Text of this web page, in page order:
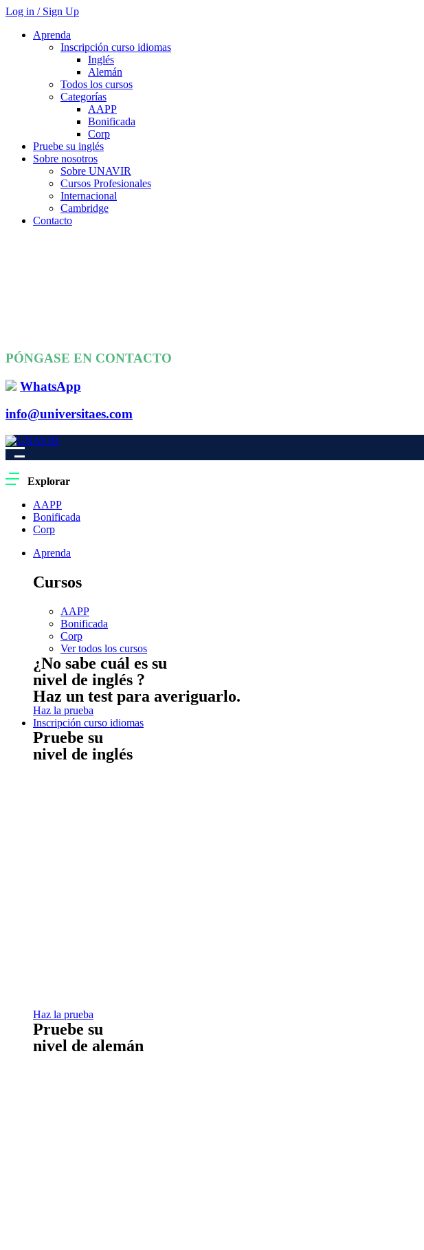
Log in / Sign Up
Aprenda
Inscripción curso idiomas
Inglés
Alemán
Todos los cursos
Categorías
AAPP
Bonificada
Corp
Pruebe su inglés
Sobre nosotros
Sobre UNAVIR
Cursos Profesionales
Internacional
Cambridge
Contacto
PÓNGASE EN CONTACTO
WhatsApp
info@universitaes.com
Explorar
AAPP
Bonificada
Corp
Aprenda
Cursos
AAPP
Bonificada
Corp
Ver todos los cursos
¿No sabe cuál es su
nivel de inglés ?
Haz un test para averiguarlo.
Haz la prueba
Inscripción curso idiomas
Pruebe su
nivel de inglés
Haz la prueba
Pruebe su
nivel de alemán